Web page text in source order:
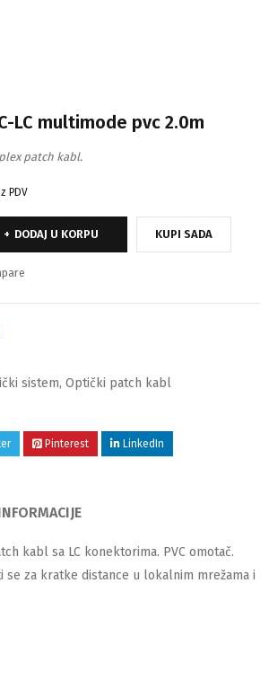
LC multimode pvc 2.0m
patch kabl.
PDV
DODAJ U KORPU KUPI SADA
sistem, Optički patch kabl
Pinterest LinkedIn
kabl sa LC konektorima. PVC omotač.
se za kratke distance u lokalnim mrežama i